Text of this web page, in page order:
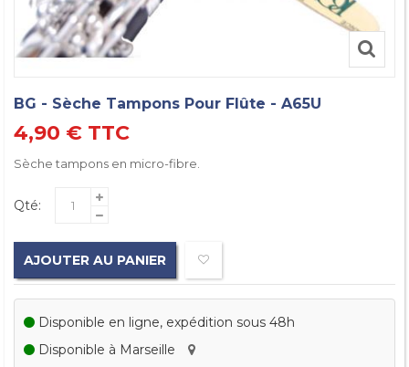
BG - Sèche Tampons Pour Flûte - A65U
4,90 € TTC
Sèche tampons en micro-fibre.
Qté:
AJOUTER AU PANIER
Disponible en ligne, expédition sous 48h
Disponible à Marseille